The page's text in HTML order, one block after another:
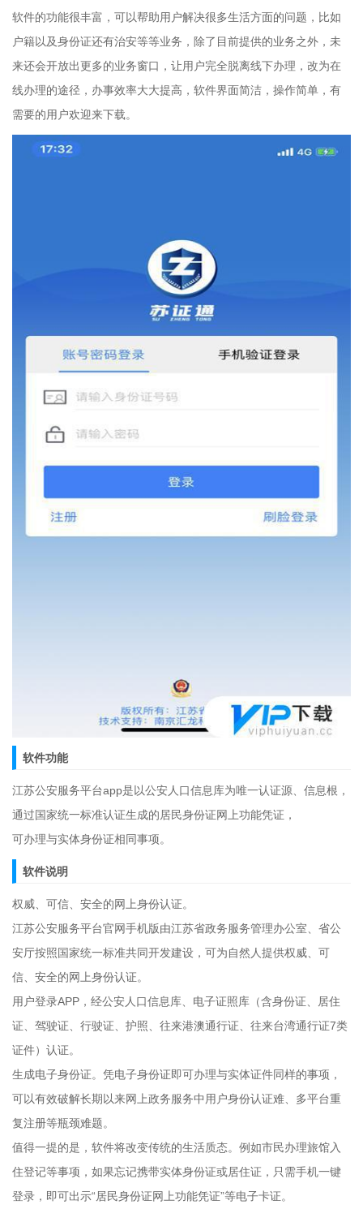
软件的功能很丰富，可以帮助用户解决很多生活方面的问题，比如
户籍以及身份证还有治安等等业务，除了目前提供的业务之外，未
来还会开放出更多的业务窗口，让用户完全脱离线下办理，改为在
线办理的途径，办事效率大大提高，软件界面简洁，操作简单，有
需要的用户欢迎来下载。
软件功能
江苏公安服务平台app是以公安人口信息库为唯一认证源、信息根，
通过国家统一标准认证生成的居民身份证网上功能凭证，
可办理与实体身份证相同事项。
软件说明
权威、可信、安全的网上身份认证。
江苏公安服务平台官网手机版由江苏省政务服务管理办公室、省公
安厅按照国家统一标准共同开发建设，可为自然人提供权威、可
信、安全的网上身份认证。
用户登录APP，经公安人口信息库、电子证照库（含身份证、居住
证、驾驶证、行驶证、护照、往来港澳通行证、往来台湾通行证7类
证件）认证。
生成电子身份证。凭电子身份证即可办理与实体证件同样的事项，
可以有效破解长期以来网上政务服务中用户身份认证难、多平台重
复注册等瓶颈难题。
值得一提的是，软件将改变传统的生活质态。例如市民办理旅馆入
住登记等事项，如果忘记携带实体身份证或居住证，只需手机一键
登录，即可出示“居民身份证网上功能凭证”等电子卡证。